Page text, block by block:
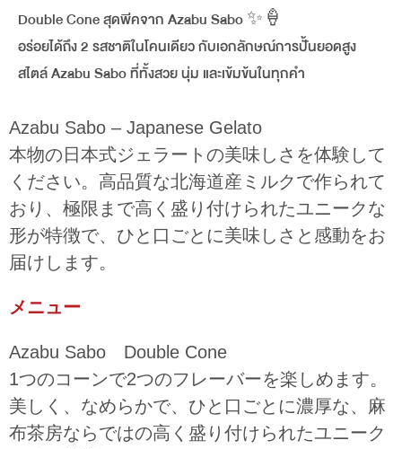
Double Cone สุดพีคจาก Azabu Sabo ✨🍦
อร่อยได้ถึง 2 รสชาติในโคนเดียว กับเอกลักษณ์การปั้นยอดสูง
สไตล์ Azabu Sabo ที่ทั้งสวย นุ่ม และเข้มข้นในทุกคำ
Azabu Sabo – Japanese Gelato
本物の日本式ジェラートの美味しさを体験して
ください。高品質な北海道産ミルクで作られて
おり、極限まで高く盛り付けられたユニークな
形が特徴で、ひと口ごとに美味しさと感動をお
届けします。
メニュー
Azabu Sabo Double Cone
1つのコーンで2つのフレーバーを楽しめます。
美しく、なめらかで、ひと口ごとに濃厚な、麻
布茶房ならではの高く盛り付けられたユニーク